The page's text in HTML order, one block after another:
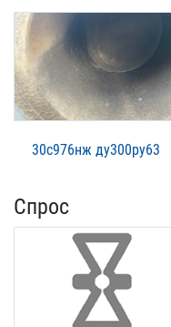
30с976нж ду300ру63
Спрос